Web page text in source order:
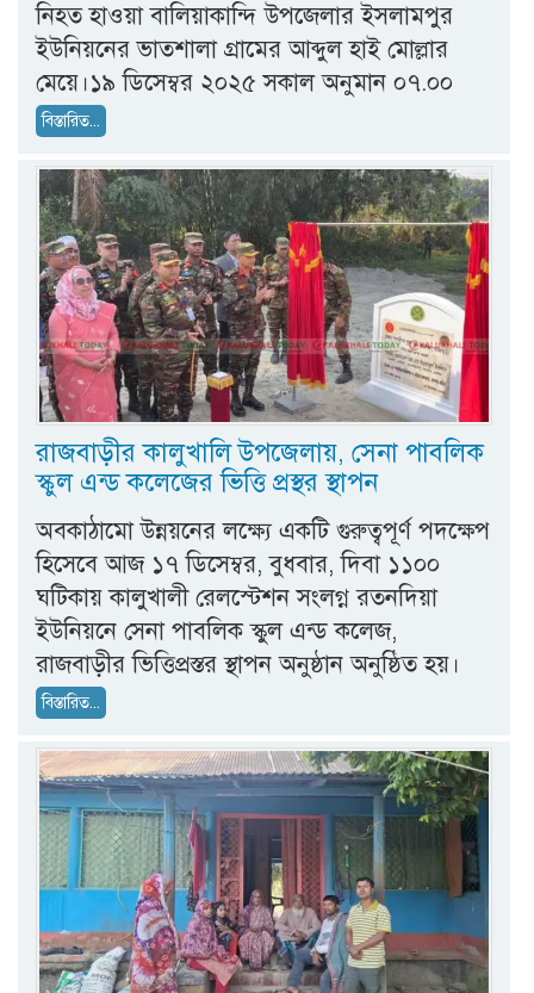
নিহত হাওয়া বালিয়াকান্দি উপজেলার ইসলামপুর
ইউনিয়নের ভাতশালা গ্রামের আব্দুল হাই মোল্লার
মেয়ে।১৯ ডিসেম্বর ২০২৫ সকাল অনুমান ০৭.০০
বিস্তারিত...
রাজবাড়ীর কালুখালি উপজেলায়, সেনা পাবলিক
স্কুল এন্ড কলেজের ভিত্তি প্রস্থর স্থাপন
অবকাঠামো উন্নয়নের লক্ষ্যে একটি গুরুত্বপূর্ণ পদক্ষেপ
হিসেবে আজ ১৭ ডিসেম্বর, বুধবার, দিবা ১১০০
ঘটিকায় কালুখালী রেলস্টেশন সংলগ্ন রতনদিয়া
ইউনিয়নে সেনা পাবলিক স্কুল এন্ড কলেজ,
রাজবাড়ীর ভিত্তিপ্রস্তর স্থাপন অনুষ্ঠান অনুষ্ঠিত হয়।
বিস্তারিত...